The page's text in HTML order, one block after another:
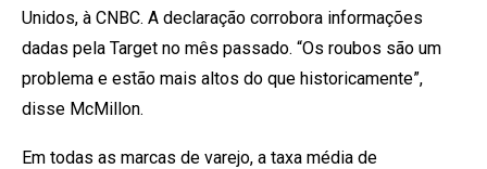
Unidos, à CNBC. A declaração corrobora informações
dadas pela Target no mês passado. “Os roubos são um
problema e estão mais altos do que historicamente”,
disse McMillon.
Em todas as marcas de varejo, a taxa média de